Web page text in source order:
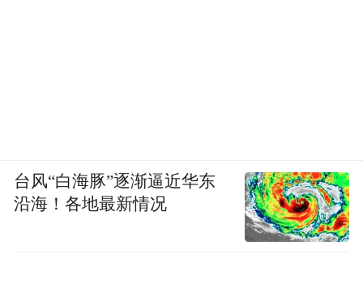
台风“白海豚”逐渐逼近华东
沿海！各地最新情况